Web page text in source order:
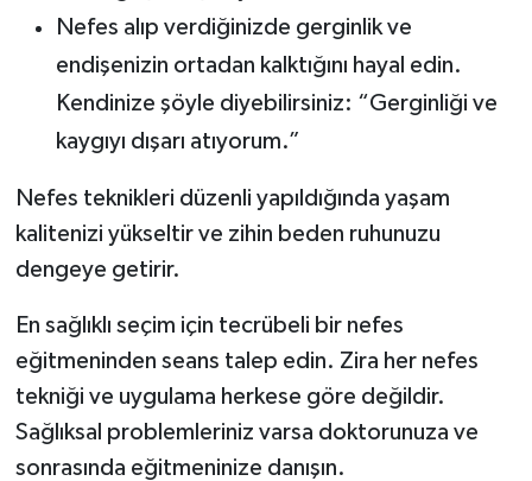
Nefes alıp verdiğinizde gerginlik ve
endişenizin ortadan kalktığını hayal edin.
Kendinize şöyle diyebilirsiniz: “Gerginliği ve
kaygıyı dışarı atıyorum.”
Nefes teknikleri düzenli yapıldığında yaşam
kalitenizi yükseltir ve zihin beden ruhunuzu
dengeye getirir.
En sağlıklı seçim için tecrübeli bir nefes
eğitmeninden seans talep edin. Zira her nefes
tekniği ve uygulama herkese göre değildir.
Sağlıksal problemleriniz varsa doktorunuza ve
sonrasında eğitmeninize danışın.